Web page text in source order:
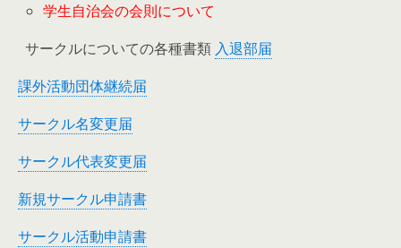
学生自治会の会則について
サークルについての各種書類 入退部届
課外活動団体継続届
サークル名変更届
サークル代表変更届
新規サークル申請書
サークル活動申請書